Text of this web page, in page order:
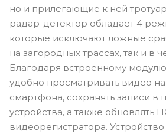
но и прилегающие к ней
радар-детектор обладает 4
которые исключают ложные
на загородных трассах, так и в
Благодаря встроенному
удобно просматривать видео
смартфона, сохранять записи в
устройства, а также обновлять
видеорегистратора.